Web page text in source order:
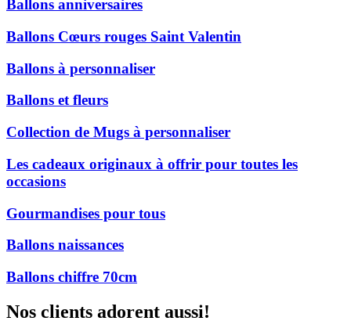
Ballons anniversaires
Ballons Cœurs rouges Saint Valentin
Ballons à personnaliser
Ballons et fleurs
Collection de Mugs à personnaliser
Les cadeaux originaux à offrir pour toutes les
occasions
Gourmandises pour tous
Ballons naissances
Ballons chiffre 70cm
Nos clients adorent aussi!